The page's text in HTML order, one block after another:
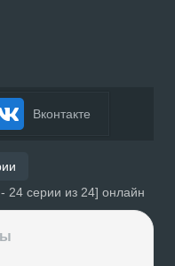
Вконтакте
24 серии из 24] онлайн